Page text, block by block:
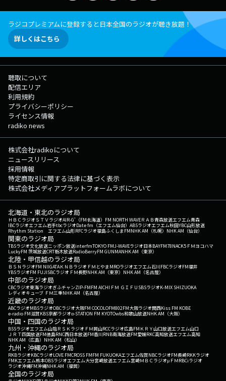
ラジコプレミアムに登録すると日本全国のラジオが聴き放題！
詳しくはこちら
聴取について
配信エリア
利用規約
プライバシーポリシー
ライセンス情報
radiko news
株式会社radikoについて
ニュースリリース
採用情報
特定商取引に関する法律に基づく表示
株式会社メディアプラットフォームラボについて
北海道・東北のラジオ局
ＨＢＣラジオＳＴＶラジオAIR-G'（FM北海道） FM NORTH WAVEＲＡＢ青森放送エフエム青森
IBCラジオエフエム岩手tbcラジオDate fm（エフエム仙台） ABSラジオエフエム秋田YBC山形放送
Rhythm Station エフエム山形RFCラジオ福島ふくしまFMNHK AM（札幌） NHK AM（仙台）
関東のラジオ局
TBSラジオ文化放送ニッポン放送interfmTOKYO FMJ-WAVEラジオ日本BAYFM78NACK5 ＦＭヨコハマ
LuckyFM 茨城放送CRT栃木放送RadioBerryFM GUNMANHK AM（東京）
北陸・甲信越のラジオ局
ＢＳＮラジオFM NIIGATAＫＮＢラジオ ＦＭとやまMROラジオエフエム石川FBCラジオFM福井
YBSラジオFM FUJISBCラジオ ＦＭ長野NHK AM（東京） NHK AM（名古屋）
中部のラジオ局
CBCラジオ東海ラジオぎふチャンZIP-FMFM AICHI ＦＭ ＧＩＦＵ SBSラジオK-MIX SHIZUOKA
レディオキューブ ＦＭ三重NHK AM（名古屋）
近畿のラジオ局
ABCラジオMBSラジオOBCラジオ大阪FM COCOLOFM802FM大阪ラジオ関西Kiss FM KOBE
e-radio FM滋賀KBS京都ラジオα-STATION FM KYOTOwbs和歌山放送NHK AM（大阪）
中国・四国のラジオ局
BSSラジオエフエム山陰ＲＳＫラジオ ＦＭ岡山RCCラジオ広島FM ＫＲＹ山口放送エフエム山口
ＪＲＴ四国放送FM徳島RNC西日本放送FM香川RNB南海放送FM愛媛RKC高知放送エフエム高知
NHK AM（広島） NHK AM（松山）
九州・沖縄のラジオ局
RKBラジオKBCラジオLOVE FMCROSS FMFM FUKUOKAエフエム佐賀NBCラジオFM長崎RKKラジオ
FMKエフエム熊本OBSラジオエフエム大分宮崎放送エフエム宮崎ＭＢＣラジオμＦＭRBCiラジオ
ラジオ沖縄FM沖縄NHK AM（福岡）
全国のラジオ局